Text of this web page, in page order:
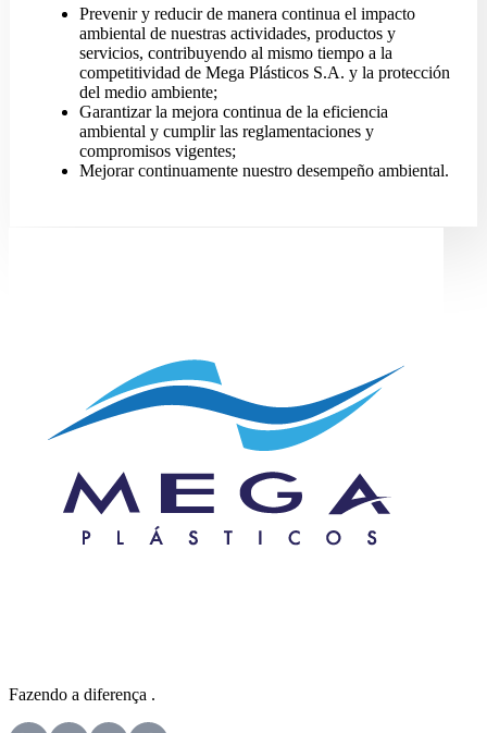
Prevenir y reducir de manera continua el impacto
ambiental de nuestras actividades, productos y
servicios, contribuyendo al mismo tiempo a la
competitividad de Mega Plásticos S.A. y la protección
del medio ambiente;
Garantizar la mejora continua de la eficiencia
ambiental y cumplir las reglamentaciones y
compromisos vigentes;
Mejorar continuamente nuestro desempeño ambiental.
Fazendo a diferença .